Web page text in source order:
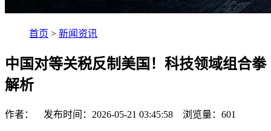
首页 > 新闻资讯
中国对等关税反制美国！科技领域组合拳
解析
作者： 发布时间：2026-05-21 03:45:58 浏览量： 601